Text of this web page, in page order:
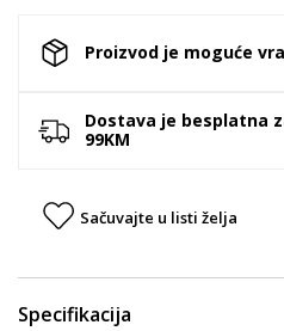
Proizvod je moguće
Dostava je besplatna
99KM
Sačuvajte u listi želja
Specifikacija